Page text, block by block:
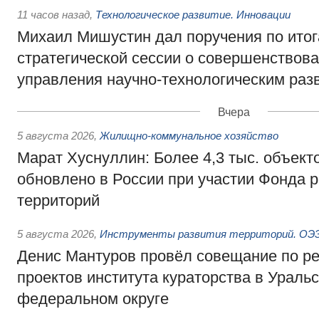
11 часов назад, Технологическое развитие. Инновации
Михаил Мишустин дал поручения по
стратегической сессии о
управления научно-технологическим
Вчера
5 августа 2026, Жилищно-коммунальное хозяйство
Марат Хуснуллин: Более 4,3 тыс.
обновлено в России при участии Фонда
территорий
5 августа 2026, Инструменты развития территорий.
Денис Мантуров провёл совещание по
проектов института кураторства в
федеральном округе